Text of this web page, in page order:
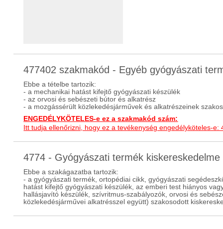
477402 szakmakód - Egyéb gyógyászati
Ebbe a tételbe tartozik:
- a mechanikai hatást kifejtő gyógyászati készülék
- az orvosi és sebészeti bútor és alkatrész
- a mozgássérült közlekedésjárművek és alkatrészeinek
ENGEDÉLYKÖTELES-e ez a szakmakód szám:
Itt tudja ellenőrizni, hogy ez a tevékenység engedélyköteles-e:
4774 - Gyógyászati termék kiskereskedelme
Ebbe a szakágazatba tartozik:
- a gyógyászati termék, ortopédiai cikk, gyógyászati
hatást kifejtő gyógyászati készülék, az emberi test hiányos
hallásjavító készülék, szívritmus-szabályozók, orvosi és
közlekedésjárművei alkatrésszel együtt) szakosodott